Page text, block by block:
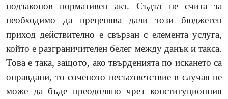
подзаконов нормативен акт. Съдът не счита за
необходимо да преценява дали този бюджетен
приход действително е свързан с елемента услуга,
който е разграничителен белег между данък и такса.
Това е така, защото, ако твърденията по искането са
оправдани, то соченото несъответствие в случая не
може да бъде преодоляно чрез конституционния